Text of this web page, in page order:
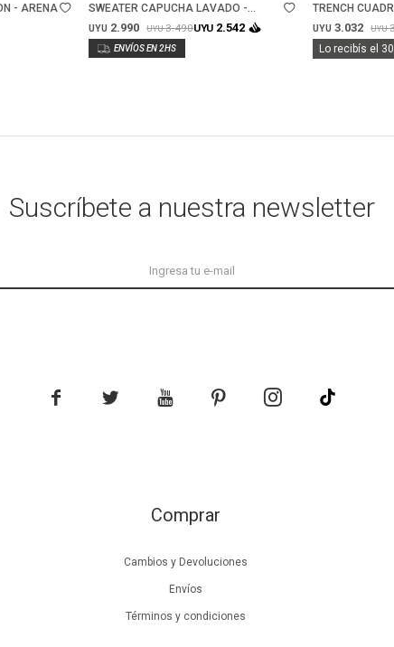
- ARENA
SWEATER CAPUCHA LAVADO -
NEGRO LAVADO
UYU 2.990 UYU3.490UYU 2.542
TRENCH
UYU 3.032 UYU
Lo recibís el
Comprar
Cambios y Devoluciones
Envíos
Términos y condiciones
Suscríbete a nuestra newsletter
    